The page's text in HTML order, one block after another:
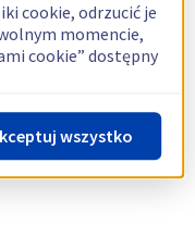
cookie, odrzucić je
momencie,
cookie” dostępny
polityce
cookie.wszystko